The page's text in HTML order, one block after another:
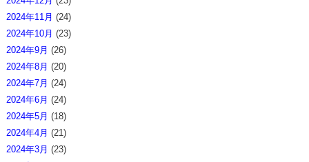
2024年11月 (24)
2024年10月 (23)
2024年9月 (26)
2024年8月 (20)
2024年7月 (24)
2024年6月 (24)
2024年5月 (18)
2024年4月 (21)
2024年3月 (23)